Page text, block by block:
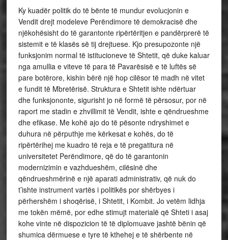
Ky kuadër politik do të bënte të mundur evolucjonin e
Vendit drejt modeleve Perëndimore të demokracisë dhe
njëkohësisht do të garantonte ripërtëritjen e pandërprerë të
sistemit e të klasës së tij drejtuese. Kjo presupozonte një
funksjonim normal të istitucioneve të Shtetit, që duke kaluar
nga amullia e viteve të para të Pavarësisë e të luftës së
pare botërore, kishin bërë një hop cilësor të madh në vitet
e fundit të Mbretërisë. Struktura e Shtetit ishte ndërtuar
dhe funksjononte, sigurisht jo në formë të përsosur, por në
raport me stadin e zhvillimit të Vendit, ishte e qëndrueshme
dhe efikase. Me kohë ajo do të pësonte ndryshimet e
duhura në përputhje me kërkesat e kohës, do të
ripërtërihej me kuadro të reja e të pregatitura në
universitetet Perëndimore, që do të garantonin
modernizimin e vazhdueshëm, cilësinë dhe
qëndrueshmërinë e një aparati administrativ, që nuk do
t’ishte instrument vartës i politikës por shërbyes i
përhershëm i shoqërisë, i Shtetit, i Kombit. Jo vetëm lidhja
me tokën mëmë, por edhe stimujt materialë që Shteti i asaj
kohe vinte në dispozicion të të diplomuave jashtë bënin që
shumica dërmuese e tyre të kthehej e të shërbente në